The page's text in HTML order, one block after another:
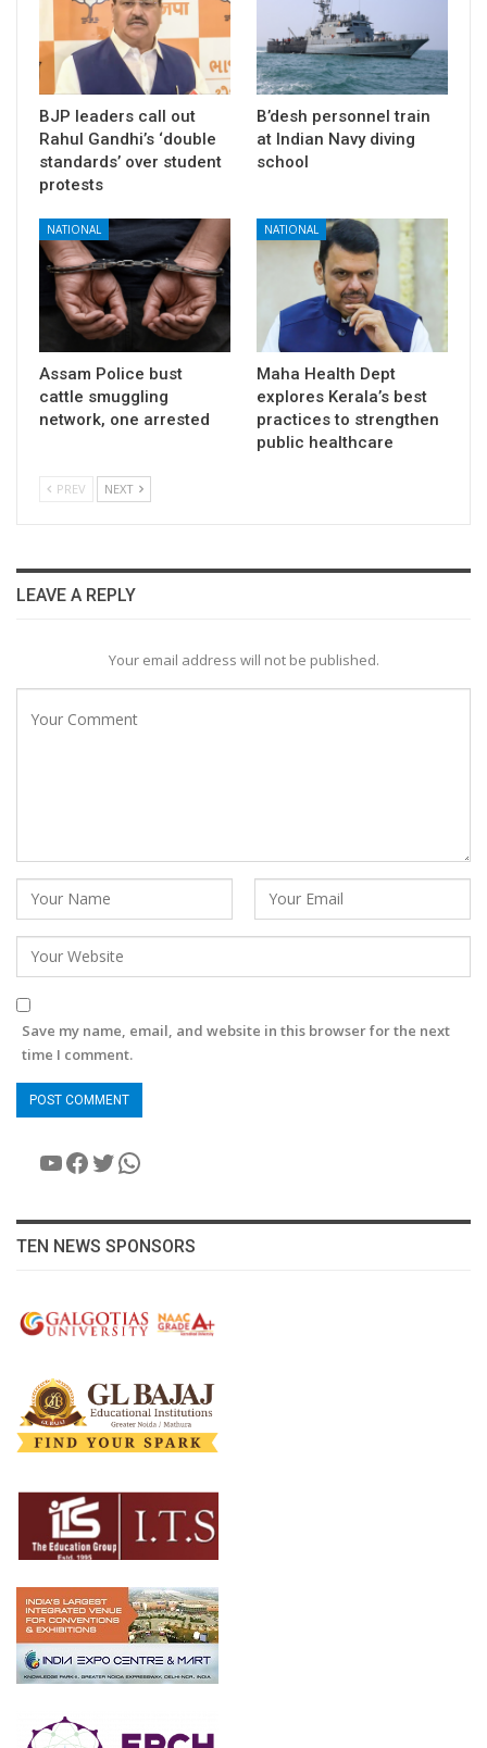
BJP leaders call out
Rahul Gandhi’s ‘double
standards’ over student
protests
B’desh personnel train
at Indian Navy diving
school
NATIONAL
Assam Police bust
cattle smuggling
network, one arrested
NATIONAL
Maha Health Dept
explores Kerala’s best
practices to strengthen
public healthcare
PREV NEXT
LEAVE A REPLY
Your email address will not be published.
Save my name, email, and website in this browser for the next
time I comment.
YouTube
Facebook
Twitter
WhatsApp
TEN NEWS SPONSORS